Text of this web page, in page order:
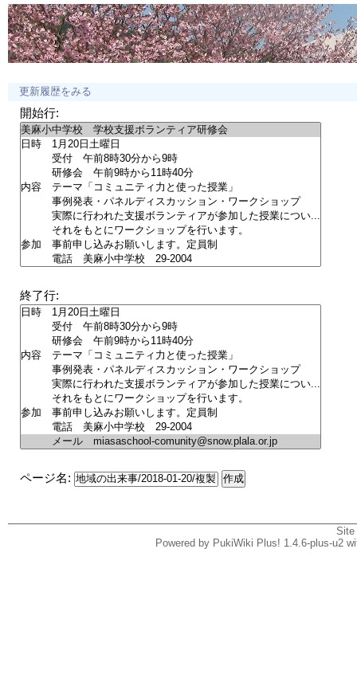
更新履歴をみる
開始行:
終了行:
ページ名:
Powered by PukiWiki Plus! 1.4.6-plus-u2